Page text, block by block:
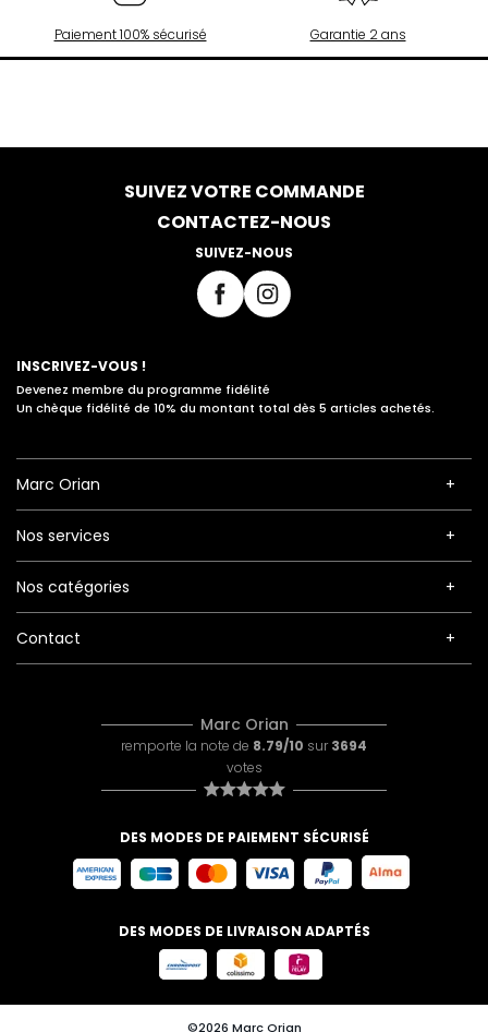
Paiement 100% sécurisé Garantie 2 ans
SUIVEZ VOTRE COMMANDE
CONTACTEZ-NOUS
SUIVEZ-NOUS
INSCRIVEZ-VOUS !
Devenez membre du programme fidélité
Un chèque fidélité de 10% du montant total dès 5 articles achetés.
Marc Orian
Nos services
Nos catégories
Contact
Marc Orian
remporte la note de 8.79/10 sur 3694
votes
DES MODES DE PAIEMENT SÉCURISÉ
DES MODES DE LIVRAISON ADAPTÉS
©2026 Marc Orian